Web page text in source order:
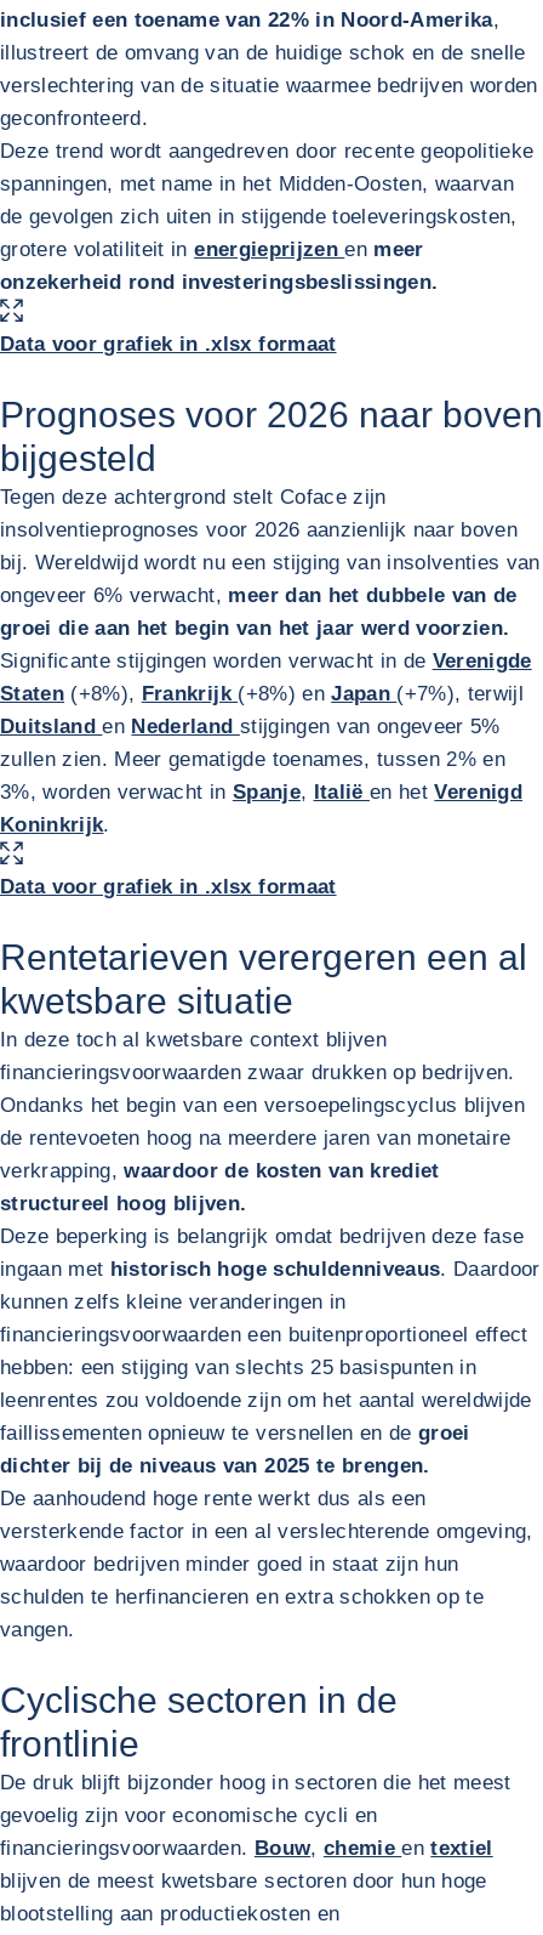
inclusief een toename van 22% in Noord‑Amerika,
illustreert de omvang van de huidige schok en de snelle
verslechtering van de situatie waarmee bedrijven worden
geconfronteerd.
Deze trend wordt aangedreven door recente geopolitieke
spanningen, met name in het Midden-Oosten, waarvan
de gevolgen zich uiten in stijgende toeleveringskosten,
grotere volatiliteit inenergieprijzenen meer
onzekerheid rond investeringsbeslissingen.
VERGROOT AFBEELDING
Data voor grafiek in .xlsx formaat
Prognoses voor 2026 naar boven
bijgesteld
Tegen deze achtergrond stelt Coface zijn
insolventieprognoses voor 2026 aanzienlijk naar boven
bij. Wereldwijd wordt nu een stijging van insolventies van
ongeveer 6% verwacht, meer dan het dubbele van de
groei die aan het begin van het jaar werd voorzien.
Significante stijgingen worden verwacht in de Verenigde
Staten (+8%), Frankrijk (+8%) enJapan (+7%), terwijl
Duitslanden Nederland stijgingen van ongeveer 5%
zullen zien. Meer gematigde toenames, tussen 2% en
3%, worden verwacht in Spanje, Italië en hetVerenigd
Koninkrijk.
VERGROOT AFBEELDING
Data voor grafiek in .xlsx formaat
Rentetarieven verergeren een al
kwetsbare situatie
In deze toch al kwetsbare context blijven
financieringsvoorwaarden zwaar drukken op bedrijven.
Ondanks het begin van een versoepelingscyclus blijven
de rentevoeten hoog na meerdere jaren van monetaire
verkrapping,waardoor de kosten van krediet
structureel hoog blijven.
Deze beperking is belangrijk omdat bedrijven deze fase
ingaan met historisch hoge schuldenniveaus. Daardoor
kunnen zelfs kleine veranderingen in
financieringsvoorwaarden een buitenproportioneel effect
hebben: een stijging van slechts 25 basispunten in
leenrentes zou voldoende zijn om het aantal wereldwijde
faillissementen opnieuw te versnellen en de groei
dichter bij de niveaus van 2025 te brengen.
De aanhoudend hoge rente werkt dus als een
versterkende factor in een al verslechterende omgeving,
waardoor bedrijven minder goed in staat zijn hun
schulden te herfinancieren en extra schokken op te
vangen.
Cyclische sectoren in de
frontlinie
De druk blijft bijzonder hoog in sectoren die het meest
gevoelig zijn voor economische cycli en
financieringsvoorwaarden. Bouw, chemieentextiel
blijven de meest kwetsbare sectoren door hun hoge
blootstelling aan productiekosten en